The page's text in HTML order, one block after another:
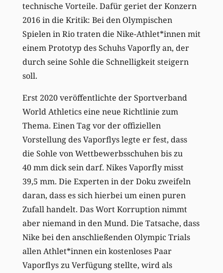
technische Vorteile. Dafür geriet der Konzern
2016 in die Kritik: Bei den Olympischen
Spielen in Rio traten die Nike-Athlet*innen mit
einem Prototyp des Schuhs Vaporfly an, der
durch seine Sohle die Schnelligkeit steigern
soll.
Erst 2020 veröffentlichte der Sportverband
World Athletics eine neue Richtlinie zum
Thema. Einen Tag vor der offiziellen
Vorstellung des Vaporflys legte er fest, dass
die Sohle von Wettbewerbsschuhen bis zu
40 mm dick sein darf. Nikes Vaporfly misst
39,5 mm. Die Experten in der Doku zweifeln
daran, dass es sich hierbei um einen puren
Zufall handelt. Das Wort Korruption nimmt
aber niemand in den Mund. Die Tatsache, dass
Nike bei den anschließenden Olympic Trials
allen Athlet*innen ein kostenloses Paar
Vaporflys zu Verfügung stellte, wird als